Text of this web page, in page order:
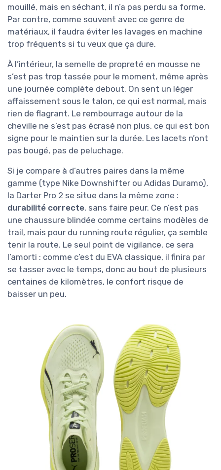
mouillé, mais en séchant, il n’a pas perdu sa forme.
Par contre, comme souvent avec ce genre de
matériaux, il faudra éviter les lavages en machine
trop fréquents si tu veux que ça dure.
À l’intérieur, la semelle de propreté en mousse ne
s’est pas trop tassée pour le moment, même après
une journée complète debout. On sent un léger
affaissement sous le talon, ce qui est normal, mais
rien de flagrant. Le rembourrage autour de la
cheville ne s’est pas écrasé non plus, ce qui est bon
signe pour le maintien sur la durée. Les lacets n’ont
pas bougé, pas de peluchage.
Si je compare à d’autres paires dans la même
gamme (type Nike Downshifter ou Adidas Duramo),
la Darter Pro 2 se situe dans la même zone :
durabilité correcte, sans faire peur. Ce n’est pas
une chaussure blindée comme certains modèles de
trail, mais pour du running route régulier, ça semble
tenir la route. Le seul point de vigilance, ce sera
l’amorti : comme c’est du EVA classique, il finira par
se tasser avec le temps, donc au bout de plusieurs
centaines de kilomètres, le confort risque de
baisser un peu.